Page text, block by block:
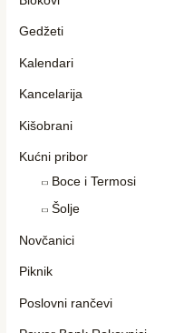
Gedžeti
Kalendari
Kancelarija
Kišobrani
Kućni pribor
Boce i Termosi
Šolje
Novčanici
Piknik
Poslovni rančevi